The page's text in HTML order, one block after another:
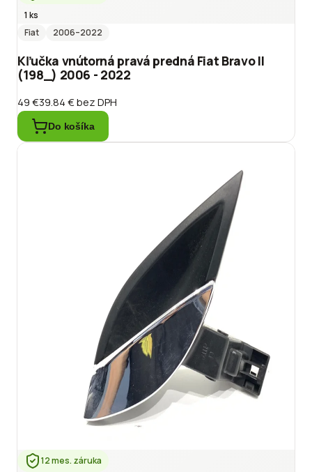
1 ks
Fiat
2006–2022
Kľučka vnútorná pravá predná Fiat Bravo II
(198_) 2006 - 2022
49 €39.84 €bez DPH
Do košíka
12 mes. záruka